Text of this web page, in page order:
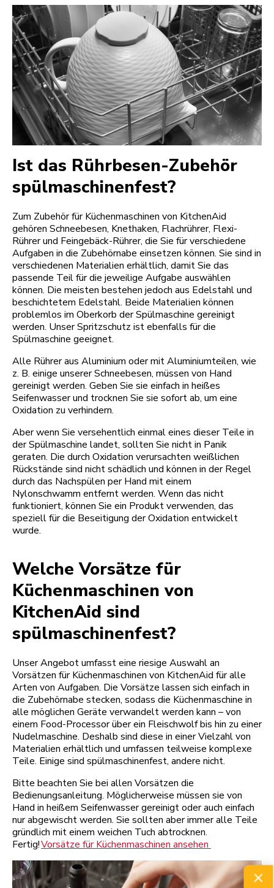
Ist das Rührbesen-Zubehör
spülmaschinenfest?
Zum Zubehör für Küchenmaschinen von KitchenAid
gehören Schneebesen, Knethaken, Flachrührer, Flexi-
Rührer und Feingebäck-Rührer, die Sie für verschiedene
Aufgaben in die Zubehörnabe einsetzen können. Sie sind in
verschiedenen Materialien erhältlich, damit Sie das
passende Teil für die jeweilige Aufgabe auswählen
können. Die meisten bestehen jedoch aus Edelstahl und
beschichtetem Edelstahl. Beide Materialien können
problemlos im Oberkorb der Spülmaschine gereinigt
werden. Unser Spritzschutz ist ebenfalls für die
Spülmaschine geeignet.
Alle Rührer aus Aluminium oder mit Aluminiumteilen, wie
z. B. einige unserer Schneebesen, müssen von Hand
gereinigt werden. Geben Sie sie einfach in heißes
Seifenwasser und trocknen Sie sie sofort ab, um eine
Oxidation zu verhindern.
Aber wenn Sie versehentlich einmal eines dieser Teile in
der Spülmaschine landet, sollten Sie nicht in Panik
geraten. Die durch Oxidation verursachten weißlichen
Rückstände sind nicht schädlich und können in der Regel
durch das Nachspülen per Hand mit einem
Nylonschwamm entfernt werden. Wenn das nicht
funktioniert, können Sie ein Produkt verwenden, das
speziell für die Beseitigung der Oxidation entwickelt
wurde.
Welche Vorsätze für
Küchenmaschinen von
KitchenAid sind
spülmaschinenfest?
Unser Angebot umfasst eine riesige Auswahl an
Vorsätzen für Küchenmaschinen von KitchenAid für alle
Arten von Aufgaben. Die Vorsätze lassen sich einfach in
die Zubehörnabe stecken, sodass die Küchenmaschine in
alle möglichen Geräte verwandelt werden kann – von
einem Food-Processor über ein Fleischwolf bis hin zu einer
Nudelmaschine. Deshalb sind diese in einer Vielzahl von
Materialien erhältlich und umfassen teilweise komplexe
Teile. Einige sind spülmaschinenfest, andere nicht.
Bitte beachten Sie bei allen Vorsätzen die
Bedienungsanleitung. Möglicherweise müssen sie von
Hand in heißem Seifenwasser gereinigt oder auch einfach
nur abgewischt werden. Sie sollten aber immer alle Teile
gründlich mit einem weichen Tuch abtrocknen.
Fertig!Vorsätze für Küchenmaschinen ansehen